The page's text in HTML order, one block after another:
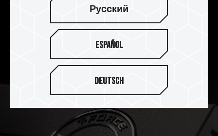
성능과 안정성을 향상시키기 위한 10단의 전문 방해
방지 최적화 PCB 보드를 사용하여 플레이어가 오버
클럭의 스릴과 메모리 모듈의 높은 안정성을 경험할
Русский
Español
Deutsch